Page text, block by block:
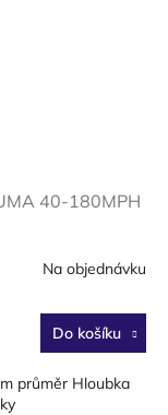
40-180MPH
Na objednávku
Do košíku
průměr Hloubka